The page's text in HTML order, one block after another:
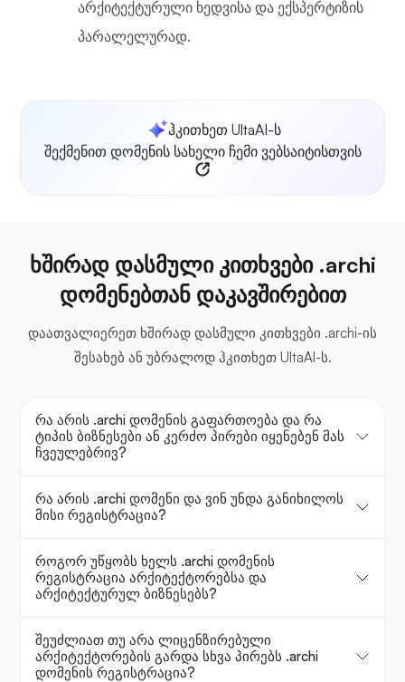
არქიტექტურული ხედვისა და ექსპერტიზის
პარალელურად.
ჰკითხეთ UltaAI-ს
შექმენით დომენის სახელი ჩემი ვებსაიტისთვის
ხშირად დასმული კითხვები .archi
დომენებთან დაკავშირებით
დაათვალიერეთ ხშირად დასმული კითხვები .archi-ის
შესახებ ან უბრალოდ ჰკითხეთ UltaAI-ს.
რა არის .archi დომენის გაფართოება და რა
ტიპის ბიზნესები ან კერძო პირები იყენებენ მას
ჩვეულებრივ?
რა არის .archi დომენი და ვინ უნდა განიხილოს
მისი რეგისტრაცია?
როგორ უწყობს ხელს .archi დომენის
რეგისტრაცია არქიტექტორებსა და
არქიტექტურულ ბიზნესებს?
შეუძლიათ თუ არა ლიცენზირებული
არქიტექტორების გარდა სხვა პირებს .archi
დომენის რეგისტრაცია?